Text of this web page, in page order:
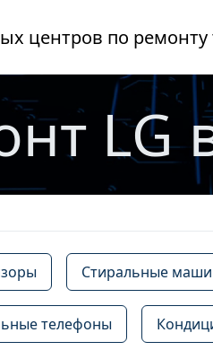
центров по
LG
Стиральные
телефоны